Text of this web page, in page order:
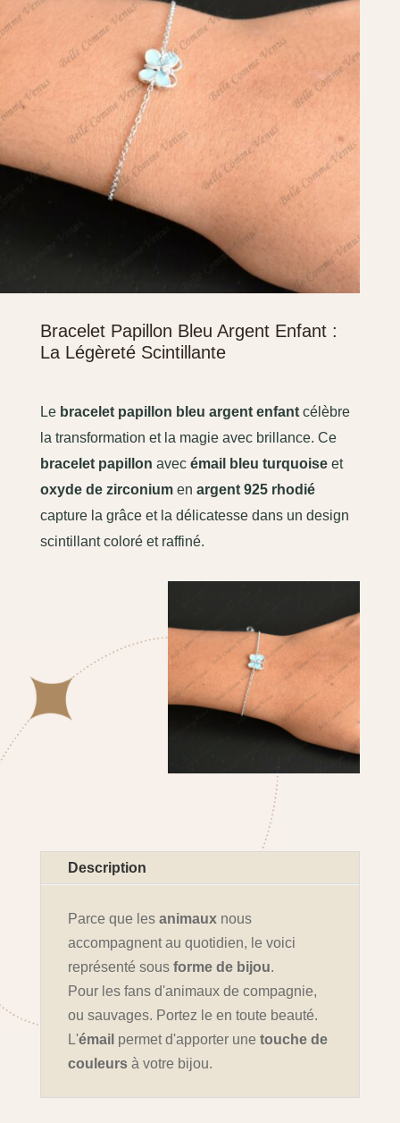
Bracelet Papillon Bleu Argent Enfant :
La Légèreté Scintillante
Le bracelet papillon bleu argent enfantcélèbre
la transformation et la magie avec brillance. Ce
bracelet papillon avec émail bleu turquoiseet
oxyde de zirconiumen argent 925 rhodié
capture la grâce et la délicatesse dans un design
scintillant coloré et raffiné.
Description
Parce que les animauxnous
accompagnent au quotidien, le voici
représenté sous forme de bijou.
Pour les fans d'animaux de compagnie,
ou sauvages. Portez le en toute beauté.
L'émail permet d'apporter une touche de
couleursà votre bijou.